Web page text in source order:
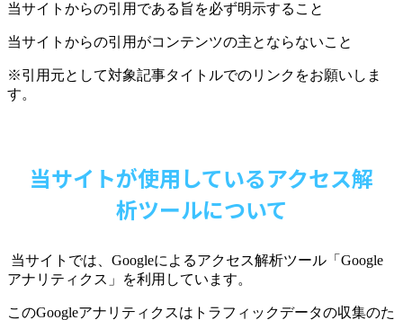
当サイトからの引用である旨を必ず明示すること
当サイトからの引用がコンテンツの主とならないこと
※引用元として対象記事タイトルでのリンクをお願いしま
す。
当サイトが使用しているアクセス解
析ツールについて
当サイトでは、 Googleによるアクセス解析ツール「 Google
アナリティクス」を利用しています。
このGoogleアナリティクスはトラフィックデータの収集のた